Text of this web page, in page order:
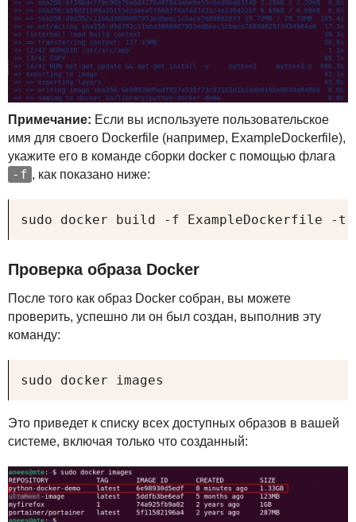
Примечание: Если вы используете пользовательское
имя для своего Dockerfile (например, ExampleDockerfile),
укажите его в команде сборки docker с помощью флага
-f , как показано ниже:
sudo docker build -f ExampleDockerfile -t
Проверка образа Docker
После того как образ Docker собран, вы можете
проверить, успешно ли он был создан, выполнив эту
команду:
sudo docker images
Это приведет к списку всех доступных образов в вашей
системе, включая только что созданный: